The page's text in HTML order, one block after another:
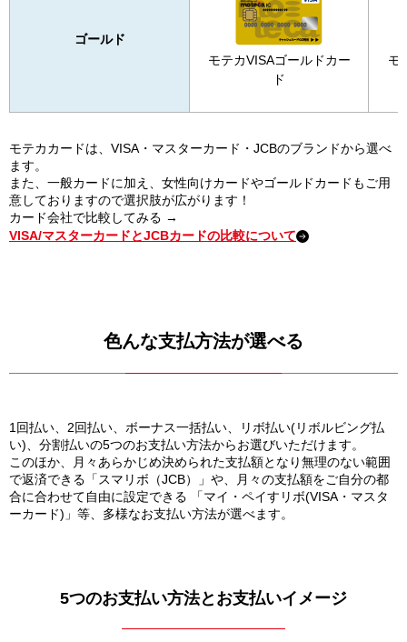
ゴールド
モテカVISAゴールドカー
ド
モ
モテカカードは、VISA・マスターカード・JCBのブランドから選べ
ます。
また、一般カードに加え、女性向けカードやゴールドカードもご用
意しておりますので選択肢が広がります！
カード会社で比較してみる →
VISA/マスターカードとJCBカードの比較について
色んな支払方法が選べる
1回払い、2回払い、ボーナス一括払い、リボ払い(リボルビング払
い)、分割払いの5つのお支払い方法からお選びいただけます。
このほか、月々あらかじめ決められた支払額となり無理のない範囲
で返済できる「スマリボ（JCB）」や、月々の支払額をご自分の都
合に合わせて自由に設定できる 「マイ・ペイすリボ(VISA・マスタ
ーカード)」等、多様なお支払い方法が選べます。
5つのお支払い方法とお支払いイメージ